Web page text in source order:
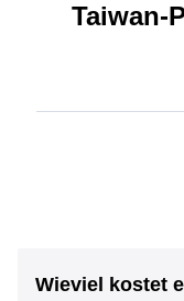
Taiwan-
Wieviel kostet